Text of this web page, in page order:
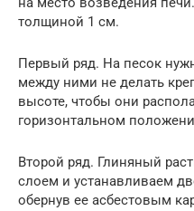
толщиной 1 см.
Первый ряд. На песок
между ними не делать
высоте, чтобы они
горизонтальном
Второй ряд. Глиняный
слоем и устанавливаем
обернув ее асбестовым